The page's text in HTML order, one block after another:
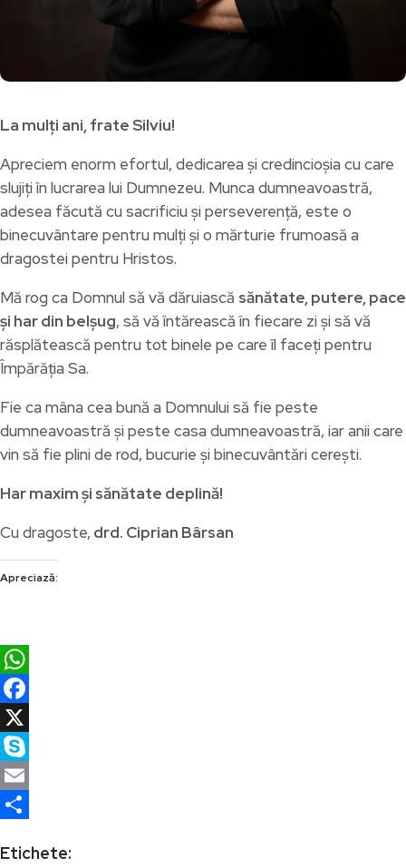
La mulți ani, frate Silviu!
Apreciem enorm efortul, dedicarea și credincioșia cu care
slujiți în lucrarea lui Dumnezeu. Munca dumneavoastră,
adesea făcută cu sacrificiu și perseverență, este o
binecuvântare pentru mulți și o mărturie frumoasă a
dragostei pentru Hristos.
Mă rog ca Domnul să vă dăruiască sănătate, putere, pace
și har din belșug, să vă întărească în fiecare zi și să vă
răsplătească pentru tot binele pe care îl faceți pentru
Împărăția Sa.
Fie ca mâna cea bună a Domnului să fie peste
dumneavoastră și peste casa dumneavoastră, iar anii care
vin să fie plini de rod, bucurie și binecuvântări cerești.
Har maxim și sănătate deplină!
Cu dragoste, drd. Ciprian Bârsan
Apreciază:
WhatsApp
Facebook
X
Skype
Email
Etichete: